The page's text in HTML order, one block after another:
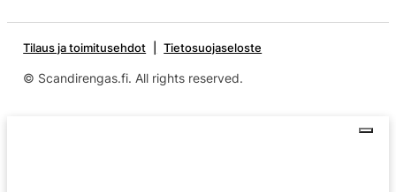
Tilaus ja toimitusehdot Tietosuojaseloste
© Scandirengas.fi. All rights reserved.